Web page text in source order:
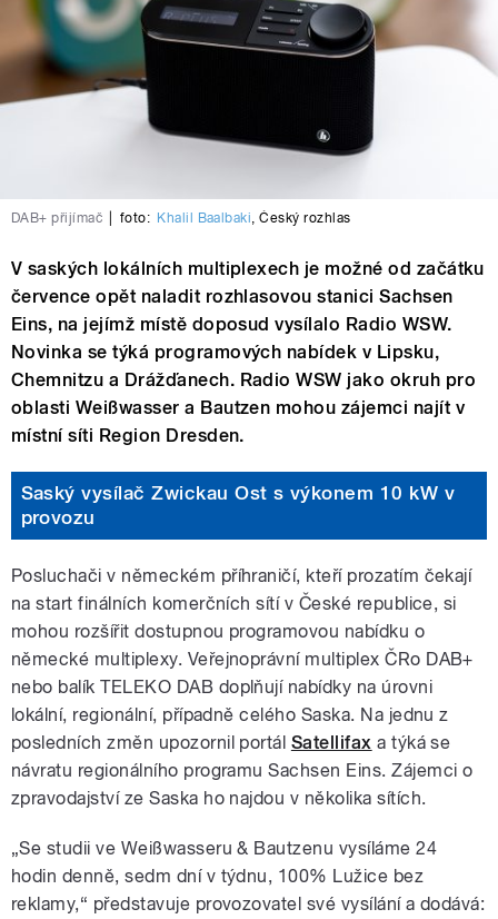
DAB+ přijímač foto: Khalil Baalbaki,Český rozhlas
V saských lokálních multiplexech je možné od začátku
července opět naladit rozhlasovou stanici Sachsen
Eins, na jejímž místě doposud vysílalo Radio WSW.
Novinka se týká programových nabídek v Lipsku,
Chemnitzu a Drážďanech. Radio WSW jako okruh pro
oblasti Weißwasser a Bautzen mohou zájemci najít v
místní síti Region Dresden.
Saský vysílač Zwickau Ost s výkonem 10 kW v
provozu
Posluchači v německém příhraničí, kteří prozatím čekají
na start finálních komerčních sítí v České republice, si
mohou rozšířit dostupnou programovou nabídku o
německé multiplexy. Veřejnoprávní multiplex ČRo DAB+
nebo balík TELEKO DAB doplňují nabídky na úrovni
lokální, regionální, případně celého Saska. Na jednu z
posledních změn upozornil portál Satellifax a týká se
návratu regionálního programu Sachsen Eins. Zájemci o
zpravodajství ze Saska ho najdou v několika sítích.
„Se studii ve Weißwasseru & Bautzenu vysíláme 24
hodin denně, sedm dní v týdnu, 100% Lužice bez
reklamy,“ představuje provozovatel své vysílání a dodává: